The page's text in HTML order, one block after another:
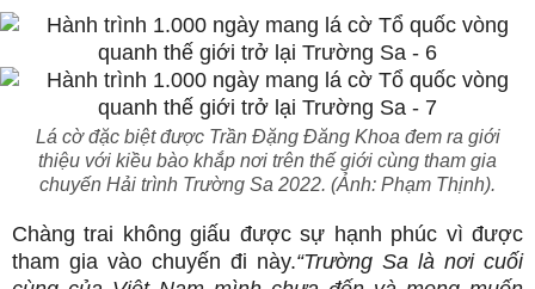
Lá cờ đặc biệt được Trần Đặng Đăng Khoa đem ra giới
thiệu với kiều bào khắp nơi trên thế giới cùng tham gia
chuyến Hải trình Trường Sa 2022. (Ảnh: Phạm Thịnh).
Chàng trai không giấu được sự hạnh phúc vì được
tham gia vào chuyến đi này.“Trường Sa là nơi cuối